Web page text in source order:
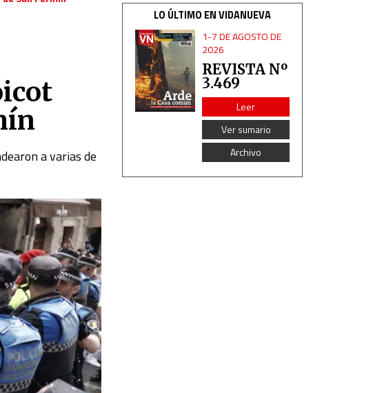
a varias de
LO ÚLTIMO EN VIDANUEVA
1-7 DE AGOSTO DE
2026
REVISTA Nº
3.469
Leer
Ver sumario
Archivo